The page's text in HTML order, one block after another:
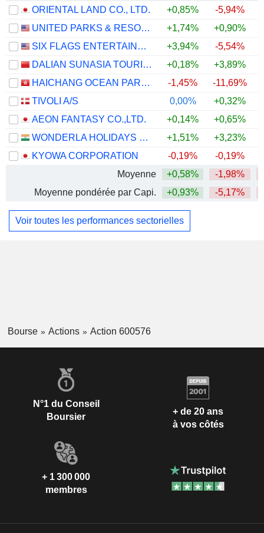
ORIENTAL LAND CO., LTD.
+0,85% -5,94%
UNITED PARKS & RESORTS INC.
+1,74% +0,90%
SIX FLAGS ENTERTAINMENT CORPORATION
+3,94% -5,54%
DALIAN SUNASIA TOURISM HOLDING CO.,LTD
+0,18% +3,89%
HAICHANG OCEAN PARK HOLDINGS LTD.
-1,45% -11,69%
TIVOLI A/S
0,00% +0,32%
AEON FANTASY CO.,LTD.
+0,14% +0,65%
WONDERLA HOLIDAYS LIMITED
+1,51% +3,23%
KYOWA CORPORATION
-0,19% -0,19%
Moyenne
+0,58% -1,98%
Moyenne pondérée par Capi.
+0,93% -5,17%
Voir toutes les performances sectorielles
Bourse Actions Action 600576
N°1 du Conseil
Boursier
+ de 20 ans
à vos côtés
+ 1 300 000
membres